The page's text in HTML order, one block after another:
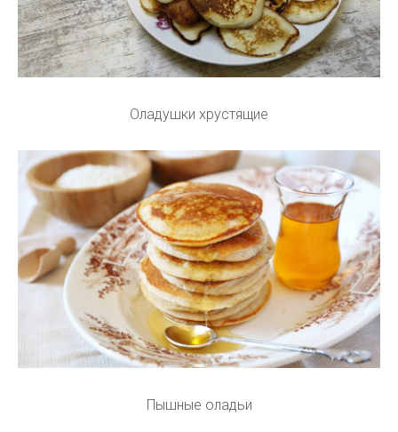
Оладушки хрустящие
Пышные оладьи